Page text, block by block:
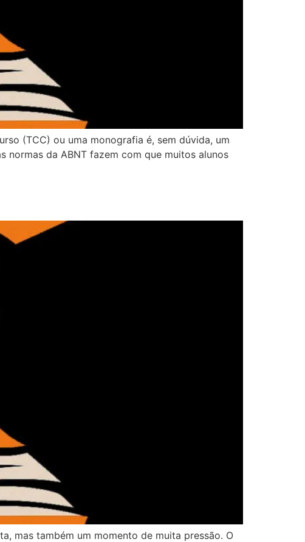
(TCC) ou uma monografia é, sem dúvida, um
normas da ABNT fazem com que muitos alunos
mas também um momento de muita pressão. O